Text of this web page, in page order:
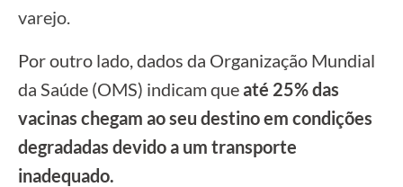
varejo.
Por outro lado, dados da Organização Mundial
da Saúde (OMS) indicam queaté 25% das
vacinas chegam ao seu destino em condições
degradadas devido a um transporte
inadequado.